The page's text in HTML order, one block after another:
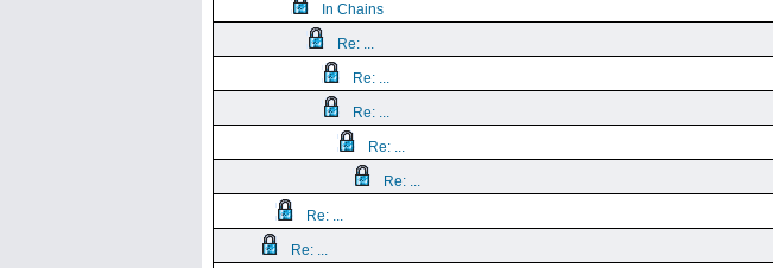
In Chains
Re: ...
Re: ...
Re: ...
Re: ...
Re: ...
Re: ...
Re: ...